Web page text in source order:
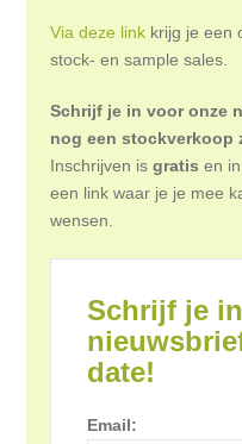
Via deze link krijg je een
stock- en sample sales.
Schrijf je in voor onze
nog een stockverkoop
Inschrijven isgratis en
een link waar je je mee
wensen.
Schrijf je
date!
Email: